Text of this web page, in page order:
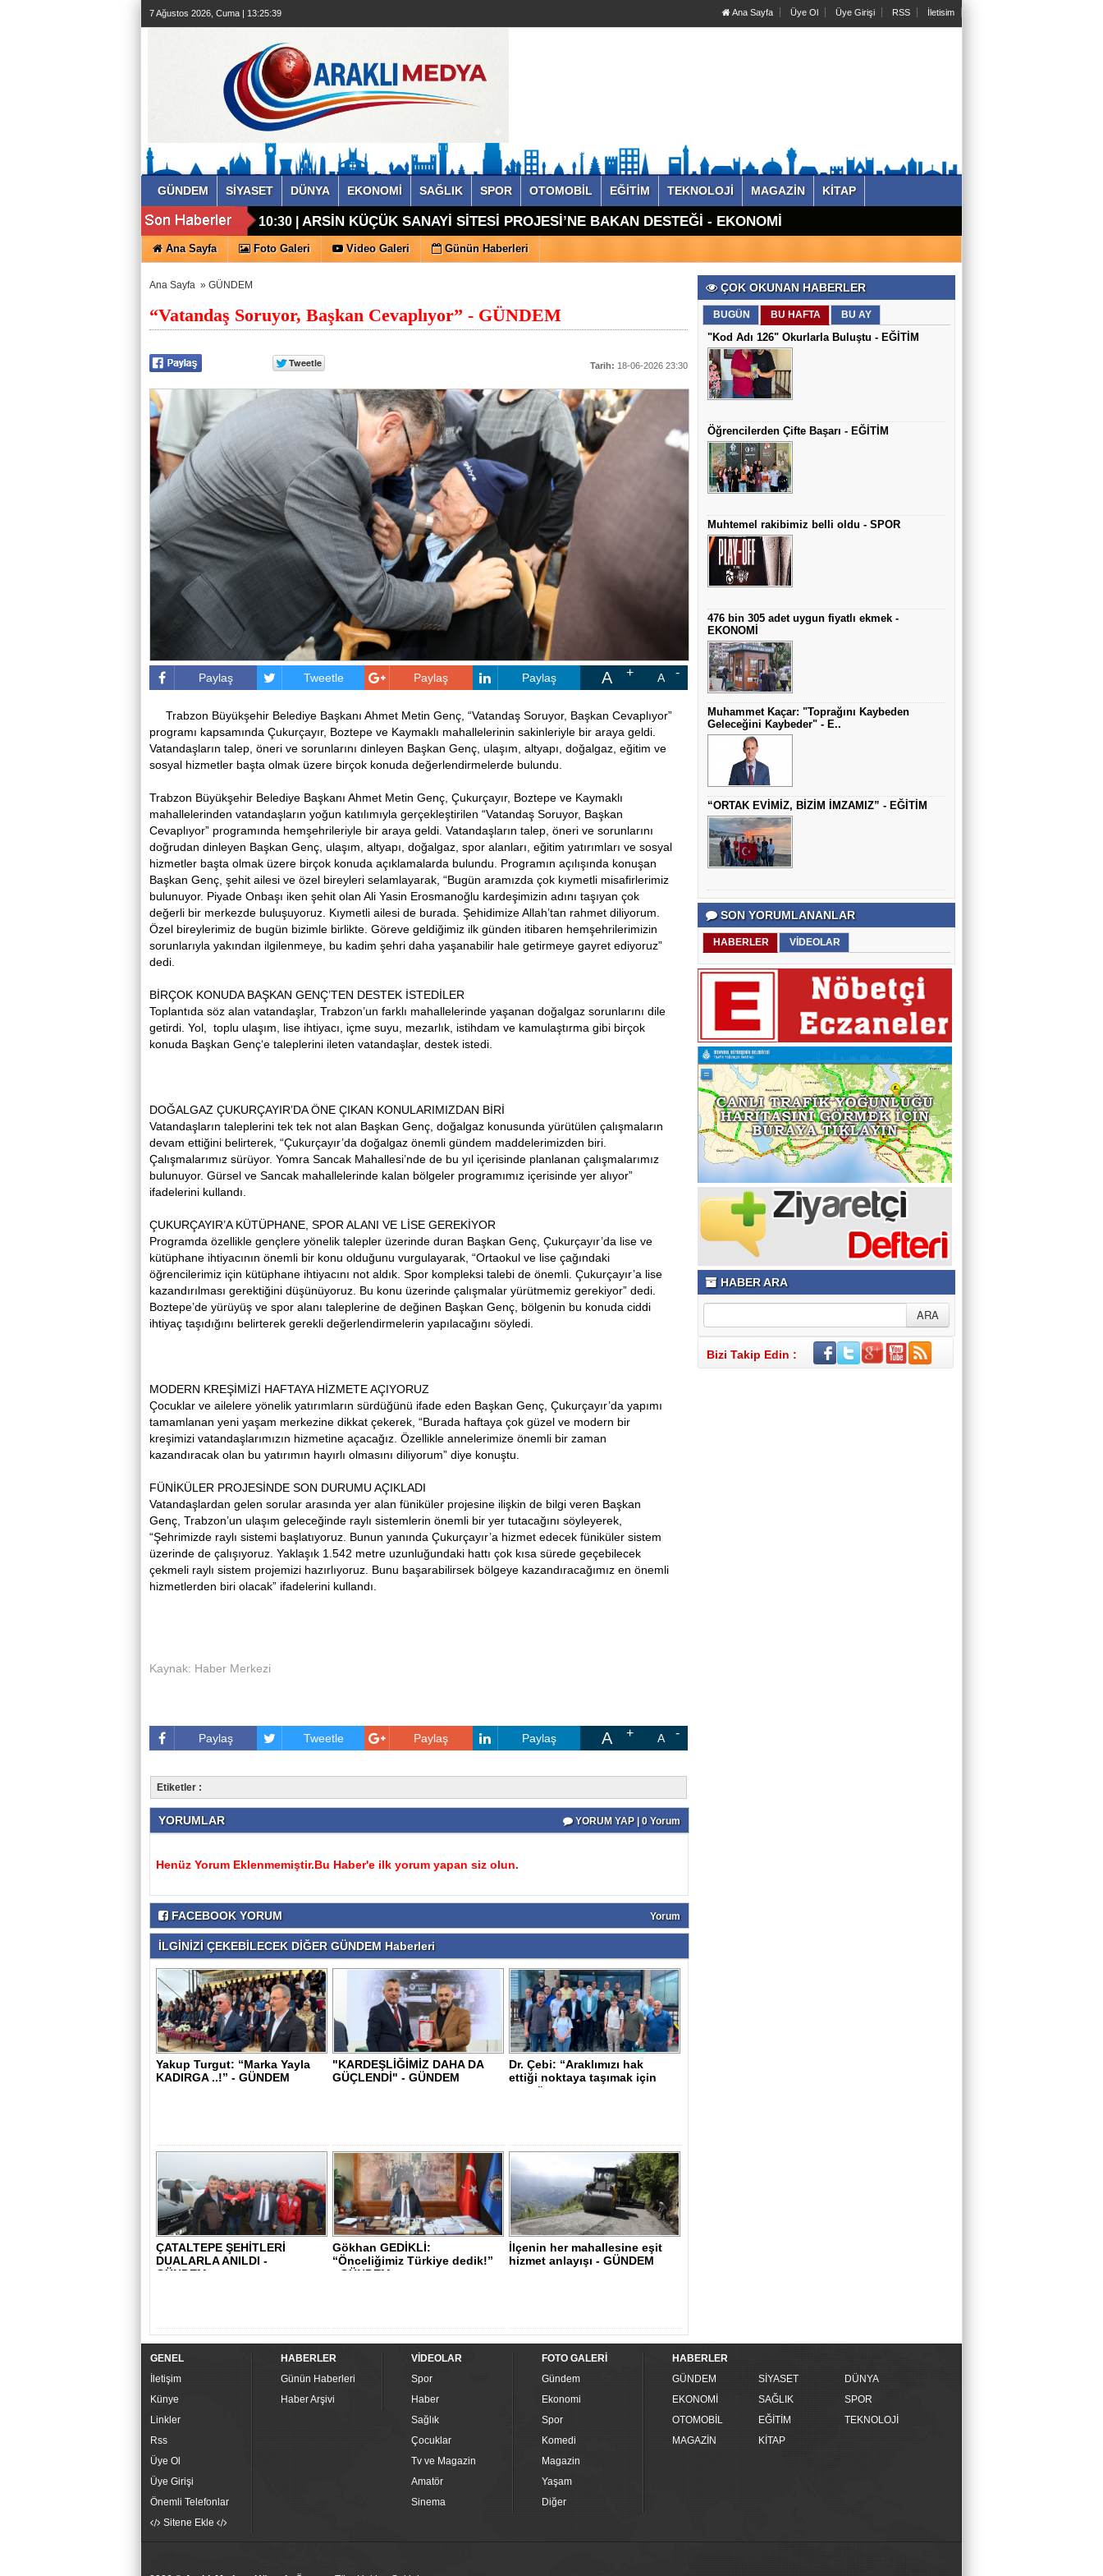
7 Ağustos 2026, Cuma | 13:25:39 Ana Sayfa Üye Ol Üye Girişi RSS İletisim
GÜNDEM SİYASET DÜNYA EKONOMİ SAĞLIK SPOR OTOMOBİL EĞİTİM TEKNOLOJİ MAGAZİN KİTAP
10:30 | ARSİN KÜÇÜK SANAYİ SİTESİ PROJESİ’NE BAKAN DESTEĞİ - EKONOMİ
Ana Sayfa Foto Galeri Video Galeri Günün Haberleri
Ana Sayfa » GÜNDEM
“Vatandaş Soruyor, Başkan Cevaplıyor” - GÜNDEM
Tarih: 18-06-2026 23:30
Paylaş Tweetle Paylaş Paylaş A A
Trabzon Büyükşehir Belediye Başkanı Ahmet Metin Genç, “Vatandaş Soruyor, Başkan Cevaplıyor”
programı kapsamında Çukurçayır, Boztepe ve Kaymaklı mahallelerinin sakinleriyle bir araya geldi.
Vatandaşların talep, öneri ve sorunlarını dinleyen Başkan Genç, ulaşım, altyapı, doğalgaz, eğitim ve
sosyal hizmetler başta olmak üzere birçok konuda değerlendirmelerde bulundu.
Trabzon Büyükşehir Belediye Başkanı Ahmet Metin Genç, Çukurçayır, Boztepe ve Kaymaklı
mahallelerinden vatandaşların yoğun katılımıyla gerçekleştirilen “Vatandaş Soruyor, Başkan
Cevaplıyor” programında hemşehrileriyle bir araya geldi. Vatandaşların talep, öneri ve sorunlarını
doğrudan dinleyen Başkan Genç, ulaşım, altyapı, doğalgaz, spor alanları, eğitim yatırımları ve sosyal
hizmetler başta olmak üzere birçok konuda açıklamalarda bulundu. Programın açılışında konuşan
Başkan Genç, şehit ailesi ve özel bireyleri selamlayarak, “Bugün aramızda çok kıymetli misafirlerimiz
bulunuyor. Piyade Onbaşı iken şehit olan Ali Yasin Erosmanoğlu kardeşimizin adını taşıyan çok
değerli bir merkezde buluşuyoruz. Kıymetli ailesi de burada. Şehidimize Allah’tan rahmet diliyorum.
Özel bireylerimiz de bugün bizimle birlikte. Göreve geldiğimiz ilk günden itibaren hemşehrilerimizin
sorunlarıyla yakından ilgilenmeye, bu kadim şehri daha yaşanabilir hale getirmeye gayret ediyoruz”
dedi.
BİRÇOK KONUDA BAŞKAN GENÇ’TEN DESTEK İSTEDİLER
Toplantıda söz alan vatandaşlar, Trabzon’un farklı mahallelerinde yaşanan doğalgaz sorunlarını dile
getirdi. Yol, toplu ulaşım, lise ihtiyacı, içme suyu, mezarlık, istihdam ve kamulaştırma gibi birçok
konuda Başkan Genç‘e taleplerini ileten vatandaşlar, destek istedi.
DOĞALGAZ ÇUKURÇAYIR’DA ÖNE ÇIKAN KONULARIMIZDAN BİRİ
Vatandaşların taleplerini tek tek not alan Başkan Genç, doğalgaz konusunda yürütülen çalışmaların
devam ettiğini belirterek, “Çukurçayır’da doğalgaz önemli gündem maddelerimizden biri.
Çalışmalarımız sürüyor. Yomra Sancak Mahallesi’nde de bu yıl içerisinde planlanan çalışmalarımız
bulunuyor. Gürsel ve Sancak mahallelerinde kalan bölgeler programımız içerisinde yer alıyor”
ifadelerini kullandı.
ÇUKURÇAYIR’A KÜTÜPHANE, SPOR ALANI VE LİSE GEREKİYOR
Programda özellikle gençlere yönelik talepler üzerinde duran Başkan Genç, Çukurçayır’da lise ve
kütüphane ihtiyacının önemli bir konu olduğunu vurgulayarak, “Ortaokul ve lise çağındaki
öğrencilerimiz için kütüphane ihtiyacını not aldık. Spor kompleksi talebi de önemli. Çukurçayır’a lise
kazandırılması gerektiğini düşünüyoruz. Bu konu üzerinde çalışmalar yürütmemiz gerekiyor” dedi.
Boztepe’de yürüyüş ve spor alanı taleplerine de değinen Başkan Genç, bölgenin bu konuda ciddi
ihtiyaç taşıdığını belirterek gerekli değerlendirmelerin yapılacağını söyledi.
MODERN KREŞİMİZİ HAFTAYA HİZMETE AÇIYORUZ
Çocuklar ve ailelere yönelik yatırımların sürdüğünü ifade eden Başkan Genç, Çukurçayır’da yapımı
tamamlanan yeni yaşam merkezine dikkat çekerek, “Burada haftaya çok güzel ve modern bir
kreşimizi vatandaşlarımızın hizmetine açacağız. Özellikle annelerimize önemli bir zaman
kazandıracak olan bu yatırımın hayırlı olmasını diliyorum” diye konuştu.
FÜNİKÜLER PROJESİNDE SON DURUMU AÇIKLADI
Vatandaşlardan gelen sorular arasında yer alan füniküler projesine ilişkin de bilgi veren Başkan
Genç, Trabzon’un ulaşım geleceğinde raylı sistemlerin önemli bir yer tutacağını söyleyerek,
“Şehrimizde raylı sistemi başlatıyoruz. Bunun yanında Çukurçayır’a hizmet edecek füniküler sistem
üzerinde de çalışıyoruz. Yaklaşık 1.542 metre uzunluğundaki hattı çok kısa sürede geçebilecek
çekmeli raylı sistem projemizi hazırlıyoruz. Bunu başarabilirsek bölgeye kazandıracağımız en önemli
hizmetlerden biri olacak” ifadelerini kullandı.
Kaynak: Haber Merkezi
Paylaş Tweetle Paylaş Paylaş A A
Etiketler :
YORUMLAR YORUM YAP | 0 Yorum
Henüz Yorum Eklenmemiştir.Bu Haber'e ilk yorum yapan siz olun.
FACEBOOK YORUM Yorum
İLGİNİZİ ÇEKEBİLECEK DİĞER GÜNDEM Haberleri
Yakup Turgut: “Marka Yayla
KADIRGA ..!” - GÜNDEM
"KARDEŞLİĞİMİZ DAHA DA
GÜÇLENDİ" - GÜNDEM
Dr. Çebi: “Araklımızı hak
ettiği noktaya taşımak için
var gü..
ÇATALTEPE ŞEHİTLERİ
DUALARLA ANILDI -
GÜNDEM
Gökhan GEDİKLİ:
“Önceliğimiz Türkiye dedik!”
- GÜNDEM..
İlçenin her mahallesine eşit
hizmet anlayışı - GÜNDEM
ÇOK OKUNAN HABERLER
BUGÜN BU HAFTA BU AY
"Kod Adı 126" Okurlarla Buluştu - EĞİTİM
Öğrencilerden Çifte Başarı - EĞİTİM
Muhtemel rakibimiz belli oldu - SPOR
476 bin 305 adet uygun fiyatlı ekmek -
EKONOMİ
Muhammet Kaçar: "Toprağını Kaybeden
Geleceğini Kaybeder" - E..
“ORTAK EVİMİZ, BİZİM İMZAMIZ” - EĞİTİM
SON YORUMLANANLAR
HABERLER VİDEOLAR
HABER ARA
Bizi Takip Edin :
GENEL
İletişim
Künye
Linkler
Rss
Üye Ol
Üye Girişi
Önemli Telefonlar
Sitene Ekle
HABERLER
Günün Haberleri
Haber Arşivi
VİDEOLAR
Spor
Haber
Sağlık
Çocuklar
Tv ve Magazin
Amatör
Sinema
FOTO GALERİ
Gündem
Ekonomi
Spor
Komedi
Magazin
Yaşam
Diğer
HABERLER
GÜNDEM
SİYASET
DÜNYA
EKONOMİ
SAĞLIK
SPOR
OTOMOBİL
EĞİTİM
TEKNOLOJİ
MAGAZİN
KİTAP